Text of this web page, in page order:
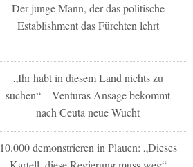
Der junge Mann, der das politische
Establishment das Fürchten lehrt
„Ihr habt in diesem Land nichts zu
suchen“ – Venturas Ansage bekommt
nach Ceuta neue Wucht
10.000 demonstrieren in Plauen: „Dieses